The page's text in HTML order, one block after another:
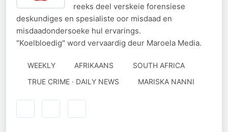
reeks deel verskeie forensiese
deskundiges en spesialiste oor misdaad en
misdaadondersoeke hul ervarings.
"Koelbloedig" word vervaardig deur Maroela Media.
WEEKLY AFRIKAANS
SOUTH AFRICA
TRUE CRIME · DAILY NEWS
AUTHORED
MARISKA NANNI